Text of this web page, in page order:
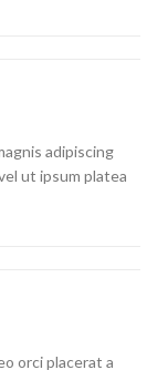
adipiscing
ut ipsum platea
orci placerat a